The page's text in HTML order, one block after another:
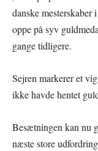
danske mesterskaber
oppe på syv
gange tidligere.
Sejren markerer et
ikke havde hentet
Besætningen kan nu
næste store